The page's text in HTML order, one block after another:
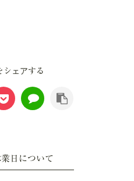
日について